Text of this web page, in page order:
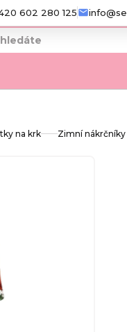
na krk Zimní
602 280 125